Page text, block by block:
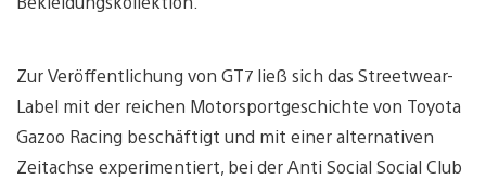
Zur Veröffentlichung von GT7 ließ sich das Streetwear-
Label mit der reichen Motorsportgeschichte von Toyota
Gazoo Racing beschäftigt und mit einer alternativen
Zeitachse experimentiert, bei der Anti Social Social Club